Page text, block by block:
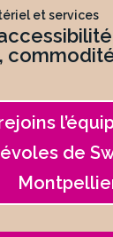
et services
de